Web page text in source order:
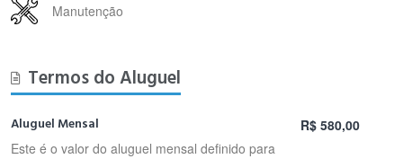
Manutenção
Termos do Aluguel
Aluguel Mensal
Este é o valor do aluguel mensal definido para
R$ 580,00